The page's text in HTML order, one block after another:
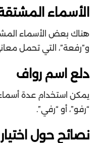
الأسماء
هناك بعض الأسماء
و”رفعة”، التي تحمل
دلع اسم رواف
يمكن استخدام عدة
“رفو”، أو “رفي”.
نصائح حول